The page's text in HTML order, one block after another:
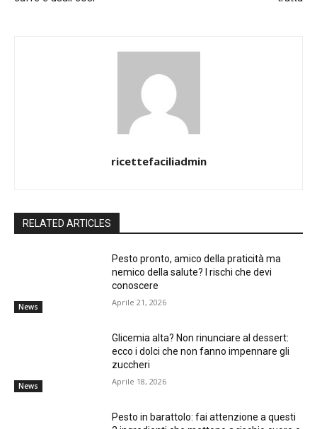
ricettefaciliadmin
RELATED ARTICLES
News
Pesto pronto, amico della praticità ma
nemico della salute? I rischi che devi
conoscere
Aprile 21, 2026
News
Glicemia alta? Non rinunciare al dessert:
ecco i dolci che non fanno impennare gli
zuccheri
Aprile 18, 2026
Pesto in barattolo: fai attenzione a questi